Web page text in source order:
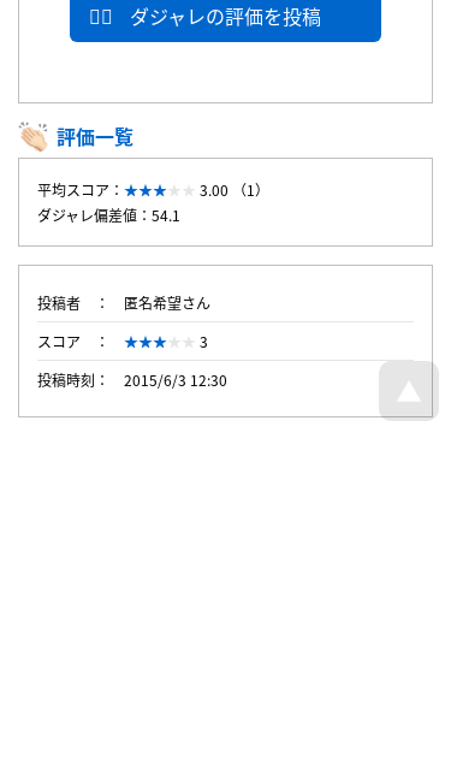
ダジャレの評価を投稿
評価一覧
平均スコア：
3.00 （1）
ダジャレ偏差値：54.1
投稿者
匿名希望さん
スコア
3
投稿時刻
2015/6/3 12:30